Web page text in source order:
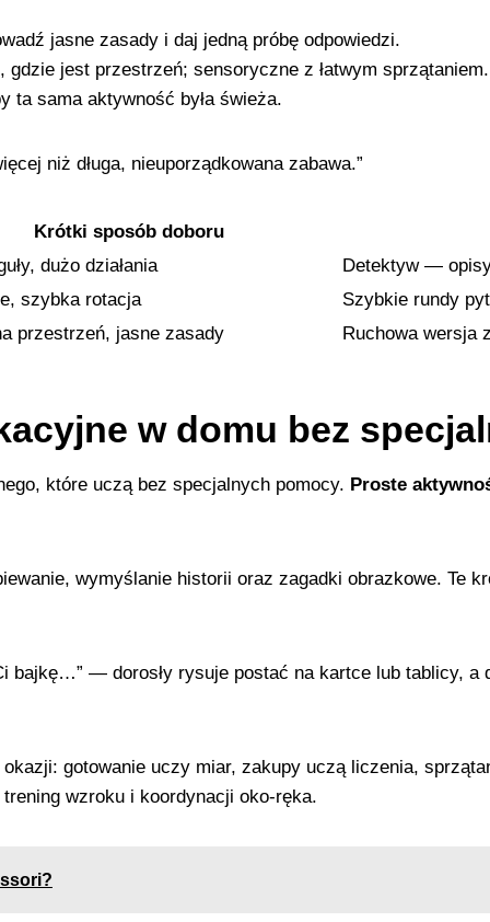
jasne zasady i daj jedną próbę odpowiedzi.
jest przestrzeń; sensoryczne z łatwym sprzątaniem.
ta sama aktywność była świeża.
niż długa, nieuporządkowana zabawa.”
Krótki sposób doboru
dużo działania
Detektyw —
szybka rotacja
Szybkie rundy
przestrzeń, jasne zasady
Ruchowa wersja
w domu bez
które uczą bez specjalnych pomocy. Proste
wymyślanie historii oraz zagadki obrazkowe. Te
bajkę…” — dorosły rysuje postać na kartce lub tablicy, a
gotowanie uczy miar, zakupy uczą liczenia,
wzroku i koordynacji oko‑ręka.